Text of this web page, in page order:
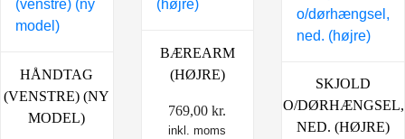
HÅNDTAG
(VENSTRE) (NY
MODEL)
BÆREARM
(HØJRE)
769,00kr.
inkl. moms
SKJOLD
O/DØRHÆNGSEL,
NED. (HØJRE)